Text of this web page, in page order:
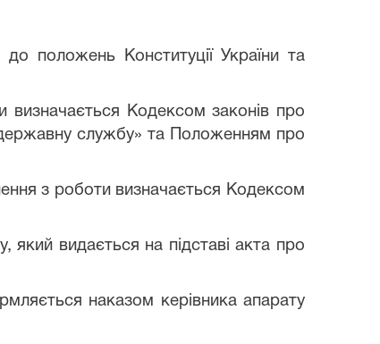
положень Конституції України та
визначається Кодексом законів про
державну службу» та Положенням про
з роботи визначається Кодексом
видається на підставі акта про
наказом керівника апарату